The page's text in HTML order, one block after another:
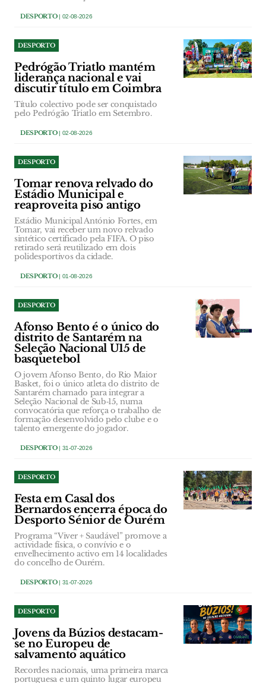
DESPORTO| 02-08-2026
DESPORTO
Pedrógão Triatlo mantém
liderança nacional e vai
discutir título em Coimbra
Título colectivo pode ser conquistado
pelo Pedrógão Triatlo em Setembro.
DESPORTO| 02-08-2026
DESPORTO
Tomar renova relvado do
Estádio Municipal e
reaproveita piso antigo
Estádio Municipal António Fortes, em
Tomar, vai receber um novo relvado
sintético certificado pela FIFA. O piso
retirado será reutilizado em dois
polidesportivos da cidade.
DESPORTO| 01-08-2026
DESPORTO
Afonso Bento é o único do
distrito de Santarém na
Seleção Nacional U15 de
basquetebol
O jovem Afonso Bento, do Rio Maior
Basket, foi o único atleta do distrito de
Santarém chamado para integrar a
Seleção Nacional de Sub‑15, numa
convocatória que reforça o trabalho de
formação desenvolvido pelo clube e o
talento emergente do jogador.
DESPORTO| 31-07-2026
DESPORTO
Festa em Casal dos
Bernardos encerra época do
Desporto Sénior de Ourém
Programa “Viver + Saudável” promove a
actividade física, o convívio e o
envelhecimento activo em 14 localidades
do concelho de Ourém.
DESPORTO| 31-07-2026
DESPORTO
Jovens da Búzios destacam-
se no Europeu de
salvamento aquático
Recordes nacionais, uma primeira marca
portuguesa e um quinto lugar europeu